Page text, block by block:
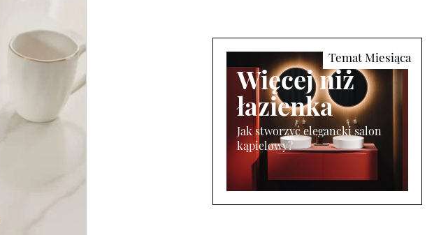
Więcej niż
łazienka
Jak stworzyć elegancki salon
kąpielowy?